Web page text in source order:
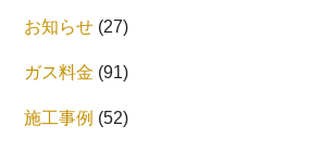
お知らせ (27)
ガス料金 (91)
施工事例 (52)